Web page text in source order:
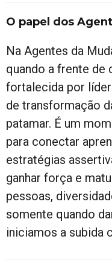
O papel dos
Na Agentes da
quando a frente de
fortalecida por
de transformação
patamar. É um
para conectar
estratégias
ganhar força e
pessoas,
somente quando
iniciamos a subida